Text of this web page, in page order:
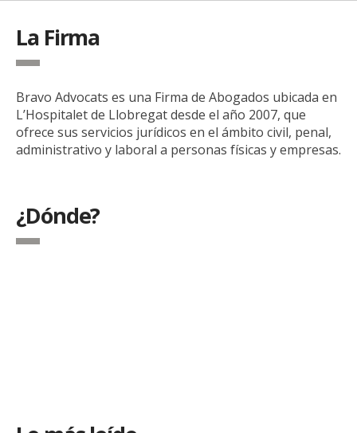
La Firma
Bravo Advocats es una Firma de Abogados ubicada en
L’Hospitalet de Llobregat desde el año 2007, que
ofrece sus servicios jurídicos en el ámbito civil, penal,
administrativo y laboral a personas físicas y empresas.
¿Dónde?